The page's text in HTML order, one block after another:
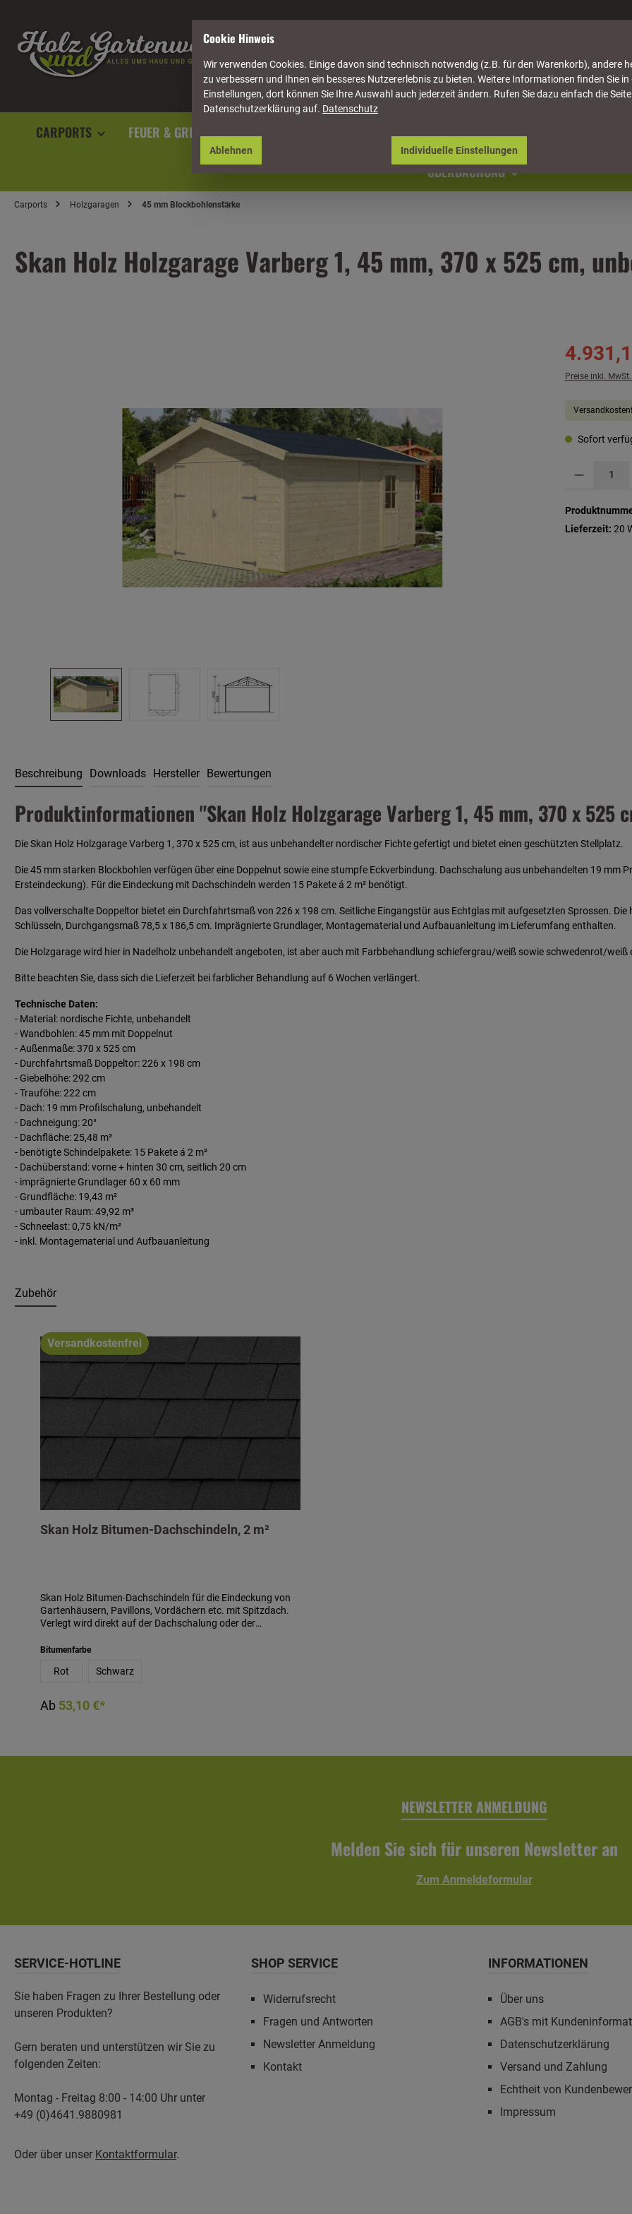
CARPORTS FEUER & GRILL GARTENAUSSTATTUNG HÄUSER & PAVILLONS
ÜBERDACHUNG
Carports Holzgaragen 45 mm Blockbohlenstärke
Skan Holz Holzgarage Varberg 1, 45 mm, 370 x 525 cm,
Preise inkl.
Sofort
Lieferzeit: 20
Beschreibung Downloads Hersteller Bewertungen
Produktinformationen "Skan Holz Holzgarage Varberg 1, 45 mm, 370 x 525
Die Skan Holz Holzgarage Varberg 1, 370 x 525 cm, ist aus unbehandelter nordischer Fichte gefertigt und bietet einen geschützten Stellplatz.
Die 45 mm starken Blockbohlen verfügen über eine Doppelnut sowie eine stumpfe Eckverbindung. Dachschalung aus unbehandelten 19 mm
Ersteindeckung). Für die Eindeckung mit Dachschindeln werden 15 Pakete á 2 m² benötigt.
Das vollverschalte Doppeltor bietet ein Durchfahrtsmaß von 226 x 198 cm. Seitliche Eingangstür aus Echtglas mit aufgesetzten Sprossen.
Schlüsseln, Durchgangsmaß 78,5 x 186,5 cm. Imprägnierte Grundlager, Montagematerial und Aufbauanleitung im Lieferumfang enthalten.
Die Holzgarage wird hier in Nadelholz unbehandelt angeboten, ist aber auch mit Farbbehandlung schiefergrau/weiß sowie schwedenrot/weiß
Bitte beachten Sie, dass sich die Lieferzeit bei farblicher Behandlung auf 6 Wochen verlängert.
Technische Daten:
- Material: nordische Fichte, unbehandelt
- Wandbohlen: 45 mm mit Doppelnut
- Außenmaße: 370 x 525 cm
- Durchfahrtsmaß Doppeltor: 226 x 198 cm
- Giebelhöhe: 292 cm
- Trauföhe: 222 cm
- Dach: 19 mm Profilschalung, unbehandelt
- Dachneigung: 20°
- Dachfläche: 25,48 m²
- benötigte Schindelpakete: 15 Pakete á 2 m²
- Dachüberstand: vorne + hinten 30 cm, seitlich 20 cm
- imprägnierte Grundlager 60 x 60 mm
- Grundfläche: 19,43 m²
- umbauter Raum: 49,92 m³
- Schneelast: 0,75 kN/m²
- inkl. Montagematerial und Aufbauanleitung
Zubehör
Versandkostenfrei
Skan Holz Bitumen-Dachschindeln, 2 m²
Skan Holz Bitumen-Dachschindeln für die Eindeckung von
Gartenhäusern, Pavillons, Vordächern etc. mit Spitzdach.
Verlegt wird direkt auf der Dachschalung oder der
Witterungseinflüsse wertet die Eindeckung mit
Den benötigten Bedarf an Paketen entnehmen Sie bitte den
den Farben schwarz und rot.
Bitumenfarbe
Rot Schwarz
Ab 53,10 €*
NEWSLETTER ANMELDUNG
Melden Sie sich für unseren Newsletter an
Zum Anmeldeformular
SERVICE-HOTLINE
Sie haben Fragen zu Ihrer Bestellung oder
unseren Produkten?
Gern beraten und unterstützen wir Sie zu
folgenden Zeiten:
Montag - Freitag 8:00 - 14:00 Uhr unter
+49 (0)4641.9880981
Oder über unser Kontaktformular.
SHOP SERVICE
Widerrufsrecht
Fragen und Antworten
Newsletter Anmeldung
Kontakt
INFORMATIONEN
Über uns
AGB's mit
Datenschutzerklärung
Versand und Zahlung
Echtheit von
Impressum
Cookie Hinweis
Wir verwenden Cookies. Einige davon sind technisch notwendig (z.B. für den Warenkorb), andere
zu verbessern und Ihnen ein besseres Nutzererlebnis zu bieten. Weitere Informationen finden Sie
Einstellungen, dort können Sie Ihre Auswahl auch jederzeit ändern. Rufen Sie dazu einfach die
Datenschutzerklärung auf. Datenschutz
Individuelle Einstellungen
Ablehnen